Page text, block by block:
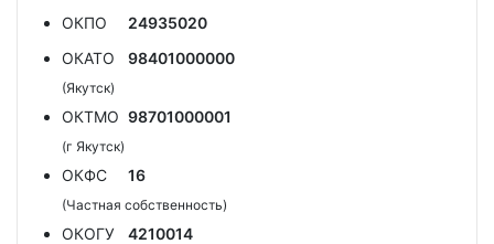
ОКПО
24935020
ОКАТО
98401000000
(Якутск)
ОКТМО 98701000001
(г Якутск)
ОКФС 16
(Частная собственность)
ОКОГУ 4210014